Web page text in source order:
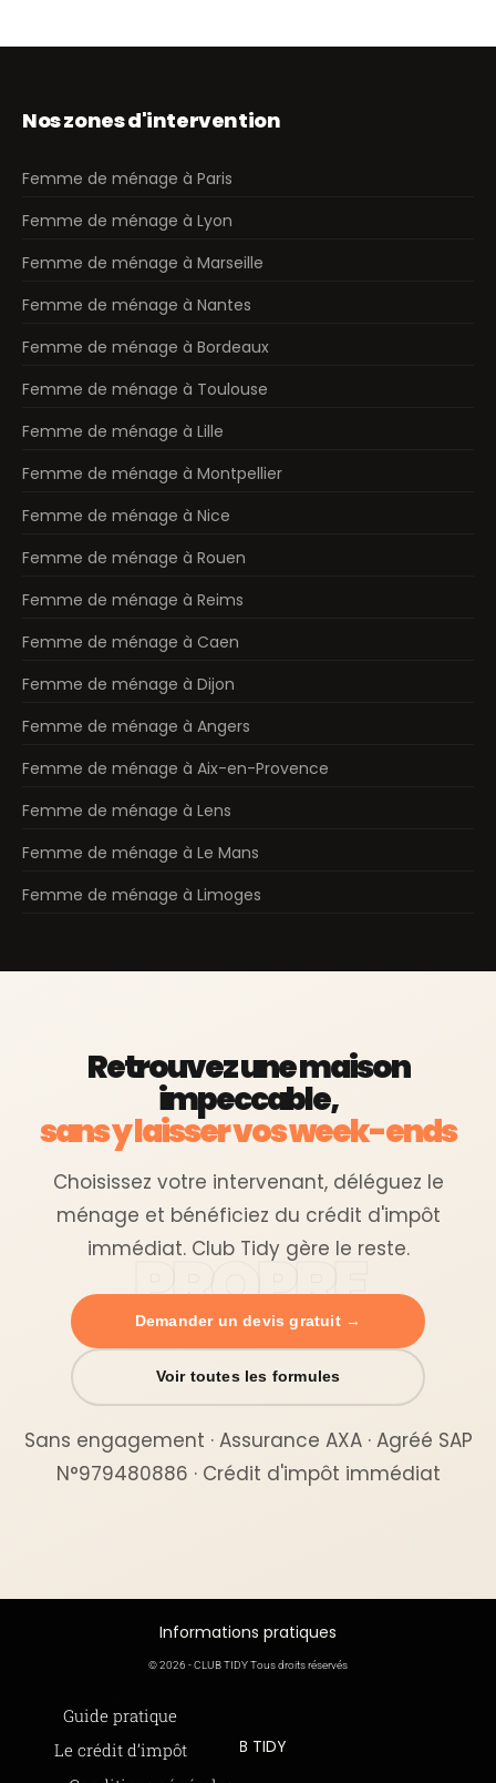
Nos zones d'intervention
Femme de ménage à Paris
Femme de ménage à Lyon
Femme de ménage à Marseille
Femme de ménage à Nantes
Femme de ménage à Bordeaux
Femme de ménage à Toulouse
Femme de ménage à Lille
Femme de ménage à Montpellier
Femme de ménage à Nice
Femme de ménage à Rouen
Femme de ménage à Reims
Femme de ménage à Caen
Femme de ménage à Dijon
Femme de ménage à Angers
Femme de ménage à Aix-en-Provence
Femme de ménage à Lens
Femme de ménage à Le Mans
Femme de ménage à Limoges
Retrouvez une maison
impeccable,
sans y laisser vos week-ends
Choisissez votre intervenant, déléguez le
ménage et bénéficiez du crédit d'impôt
immédiat. Club Tidy gère le reste.
Demander un devis gratuit →
Voir toutes les formules
Sans engagement · Assurance AXA · Agréé SAP
N°979480886 · Crédit d'impôt immédiat
Informations pratiques
Guide pratique
Le crédit d’impôt
© 2026 - CLUB TIDY Tous droits réservés
Informations légales
CLUB TIDY
SAS CLUB TIDY
165 Avenue de Bretagne